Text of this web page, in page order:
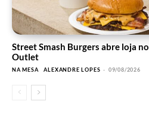
Street Smash Burgers abre loja
Outlet
NA MESA ALEXANDRE LOPES - 09/08/2026